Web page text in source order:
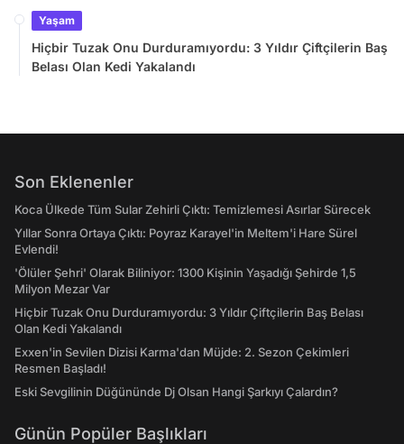
Yaşam
Hiçbir Tuzak Onu Durduramıyordu: 3 Yıldır Çiftçilerin Baş
Belası Olan Kedi Yakalandı
Son Eklenenler
Koca Ülkede Tüm Sular Zehirli Çıktı: Temizlemesi Asırlar Sürecek
Yıllar Sonra Ortaya Çıktı: Poyraz Karayel'in Meltem'i Hare Sürel
Evlendi!
'Ölüler Şehri' Olarak Biliniyor: 1300 Kişinin Yaşadığı Şehirde 1,5
Milyon Mezar Var
Hiçbir Tuzak Onu Durduramıyordu: 3 Yıldır Çiftçilerin Baş Belası
Olan Kedi Yakalandı
Exxen'in Sevilen Dizisi Karma'dan Müjde: 2. Sezon Çekimleri
Resmen Başladı!
Eski Sevgilinin Düğününde Dj Olsan Hangi Şarkıyı Çalardın?
Günün Popüler Başlıkları